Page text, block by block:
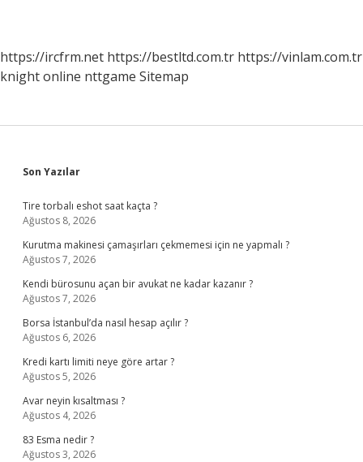
https://ircfrm.net https://bestltd.com.tr https://vinlam.com.tr
knight online nttgame Sitemap
Sidebar
Son Yazılar
Tire torbalı eshot saat kaçta ?
Ağustos 8, 2026
Kurutma makinesi çamaşırları çekmemesi için ne yapmalı ?
Ağustos 7, 2026
Kendi bürosunu açan bir avukat ne kadar kazanır ?
Ağustos 7, 2026
Borsa İstanbul’da nasıl hesap açılır ?
Ağustos 6, 2026
Kredi kartı limiti neye göre artar ?
Ağustos 5, 2026
Avar neyin kısaltması ?
Ağustos 4, 2026
83 Esma nedir ?
Ağustos 3, 2026